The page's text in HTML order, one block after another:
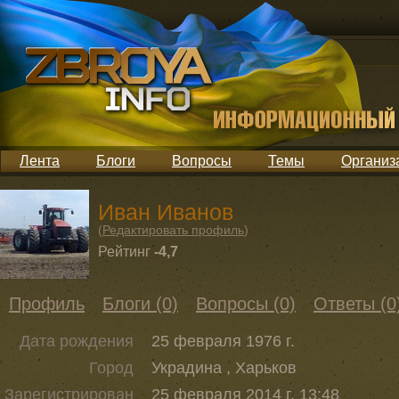
Лента Блоги Вопросы Темы
Иван Иванов
(Редактировать профиль)
Рейтинг -4,7
Профиль Блоги (0) Вопросы (0) Ответы
Дата рождения
25 февраля 1976 г.
Город
Украдина , Харьков
Зарегистрирован
25 февраля 2014 г. 13:48